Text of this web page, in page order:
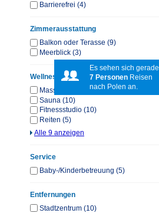
Es sehen sich gerade
7 Personen Reisen
nach Polen an.
Barrierefrei (4)
Zimmerausstattung
Balkon oder Terasse (9)
Meerblick (3)
Wellness & Sport
Massagen (11)
Sauna (10)
Fitnessstudio (10)
Reiten (5)
Alle 9 anzeigen
Service
Baby-/Kinderbetreuung (5)
Entfernungen
Stadtzentrum (10)